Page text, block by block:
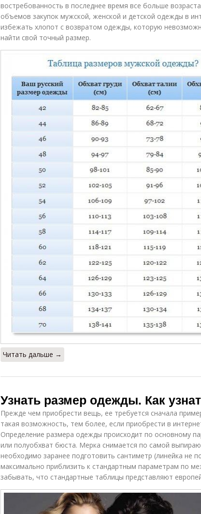
востребованность в последнее время все больше
объемов закупок мужской, женской и детской одежды в
избежать хлопот с возвратом одежды, которую
найти свой точный размер.
Читать дальше →
Узнать размер одежды. Как
Прежде чем приобрести вещь, ее требуется сначала
такая возможность, тем более, если приобрести в
Определение размера одежды происходит по основному
или полуобхват бюста. Мерка снимается по самой
необходимо заранее подготовить сантиметр (линейка не
максимально приблизить к стандартным параметрам по
забывать, что стандартные таблицы представляют